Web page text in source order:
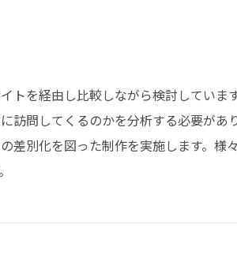
を経由し比較しながら検討していま
問してくるのかを分析する必要があり
別化を図った制作を実施します。様